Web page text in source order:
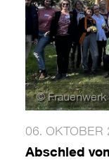
©
06. OKTOBER
Abschied